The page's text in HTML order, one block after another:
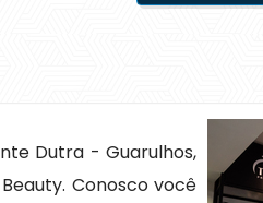
Dutra - Guarulhos,
Conosco você